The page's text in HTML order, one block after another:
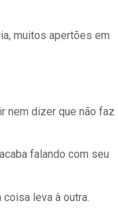
muitos apertões em
nem dizer que não faz
falando com seu
leva à outra.